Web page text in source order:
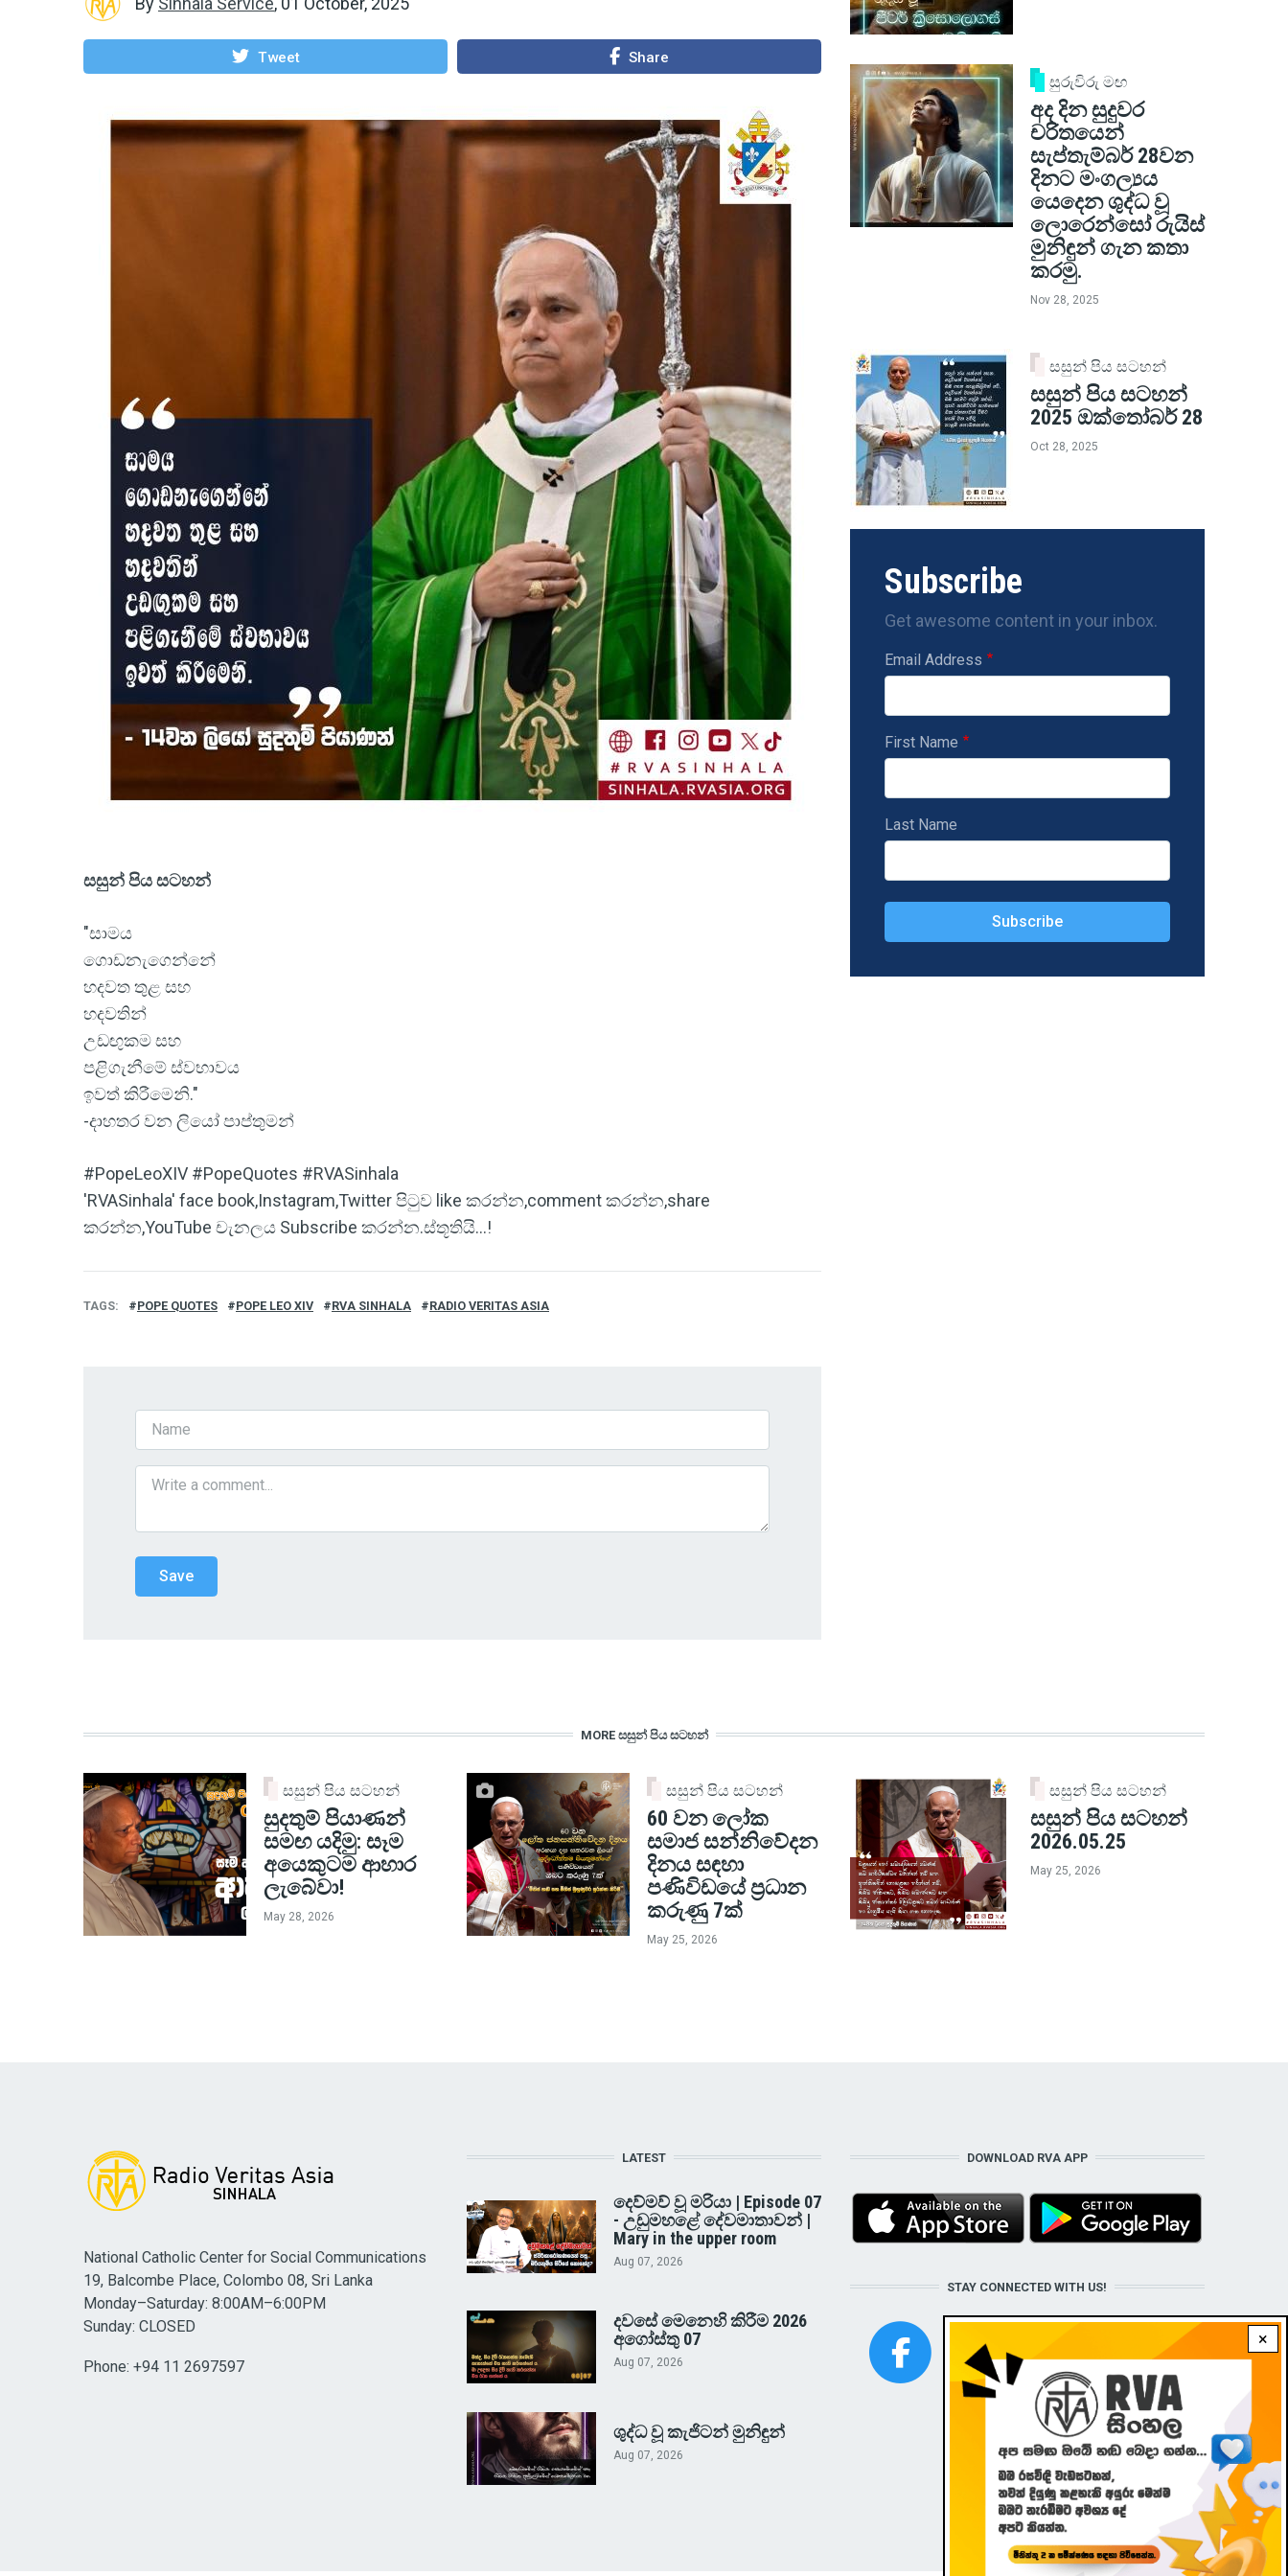
Tweet Share
සසුන් පිය සටහන්
"සාමය
ගොඩනැගෙන්නේ
හදවත තුළ සහ
හදවතින්
උඩඟුකම සහ
පළිගැනීමේ ස්වභාවය
ඉවත් කිරීමෙනි."
-දාහතර වන ලියෝ පාප්තුමන්
#PopeLeoXIV #PopeQuotes #RVASinhala
'RVASinhala' face book,Instagram,Twitter පිටුව like කරන්න,comment කරන්න,share
කරන්න,YouTube චැනලය Subscribe කරන්න.ස්තූතියි...!
TAGS POPE QUOTES POPE LEO XIV RVA SINHALA RADIO VERITAS ASIA
සුරුවිරු මඟ
අද දින සුදුවර
චරිතයෙන්
සැප්තැම්බර් 28වන
දිනට මංගල්‍යය
යෙදෙන ශුද්ධ වූ
ලොරෙන්සෝ රුයිස්
මුනිඳුන් ගැන කතා
කරමු.
Nov 28, 2025
සසුන් පිය සටහන්
සසුන් පිය සටහන්
2025 ඔක්තෝබර් 28
Oct 28, 2025
Subscribe
Get awesome content in your inbox.
Email Address
First Name
Last Name
MORE සසුන් පිය සටහන්
සසුන් පිය සටහන්
සුදතුම් පියාණන්
සමඟ යදිමු: සෑම
අයෙකුටම ආහාර
ලැබේවා!
May 28, 2026
සසුන් පිය සටහන්
60 වන ලෝක
සමාජ සන්නිවේදන
දිනය සඳහා
පණිවිඩයේ ප්‍රධාන
කරුණු 7ක්
May 25, 2026
සසුන් පිය සටහන්
සසුන් පිය සටහන්
2026.05.25
May 25, 2026
×
National Catholic Center for Social Communications
19, Balcombe Place, Colombo 08, Sri Lanka
Monday–Saturday: 8:00AM–6:00PM
Sunday: CLOSED
Phone: +94 11 2697597
LATEST
දෙව්මව් වූ මරියා | Episode 07
- උඩුමහළේ දේවමාතාවන් |
Mary in the upper room
Aug 07, 2026
දවසේ මෙනෙහි කිරීම 2026
අගෝස්තු 07
Aug 07, 2026
ශුද්ධ වූ කැජිටන් මුනිඳුන්
Aug 07, 2026
DOWNLOAD RVA APP
STAY CONNECTED WITH US!